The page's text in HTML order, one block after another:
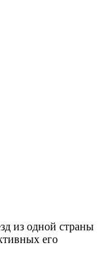
из одной страны
его